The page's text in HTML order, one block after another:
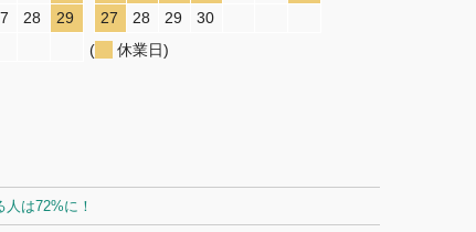
28
29
27
28 29
30
(
休業日)
は72%に！